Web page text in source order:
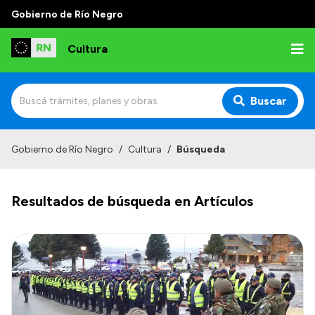
Gobierno de Río Negro
Cultura
Buscar
Funciones
Autoridades
Delegaciones
Normativa
Gobierno de Río Negro / Cultura / Búsqueda
Resultados de búsqueda en Artículos